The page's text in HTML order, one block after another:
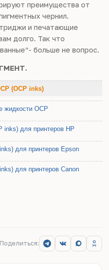
преимущества от
чернил.
и печатающие
долго. Так что
больше не вопрос.
(OCP inks)
жидкости OCP
inks) для принтеров HP
для принтеров Epson
для принтеров Canon
Поделиться: